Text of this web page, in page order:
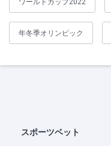
年冬季オリンピック
スポーツベット